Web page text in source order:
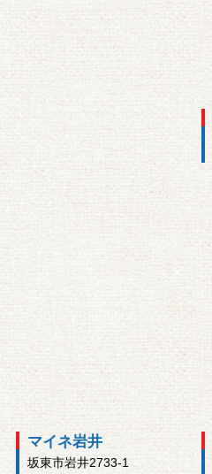
マイネ岩井
坂東市岩井2733-1